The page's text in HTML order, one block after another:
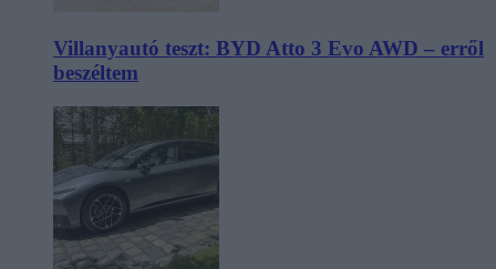
Villanyautó teszt: BYD Atto 3 Evo AWD – erről
beszéltem